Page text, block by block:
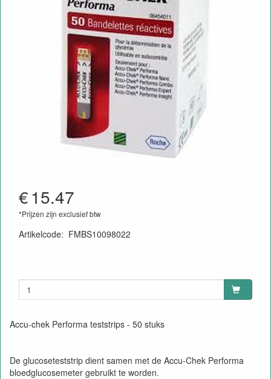
€15.47
*Prijzen zijn exclusief btw
Artikelcode: FMBS10098022
Accu-chek Performa teststrips - 50 stuks
De glucoseteststrip dient samen met de Accu-Chek Performa
bloedglucosemeter gebruikt te worden.